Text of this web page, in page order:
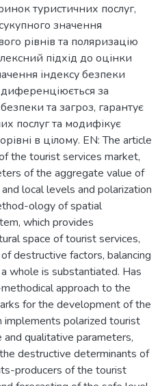
туристичних послуг,
значення
рівнів та поляризацію
підхід до оцінки
індексу безпеки
за
та загроз, гарантує
послуг та модифікує
в цілому. EN: The article
the tourist services market,
of the aggregate value of
local levels and polarization
ology of spatial
which provides
space of tourist services,
destructive factors, balancing
whole is substantiated. Has
approach to the
for the development of the
implements polarized tourist
qualitative parameters,
destructive determinants of
producers of the tourist